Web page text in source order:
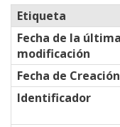
Etiqueta
Fecha de la última
modificación
Fecha de Creación
Identificador